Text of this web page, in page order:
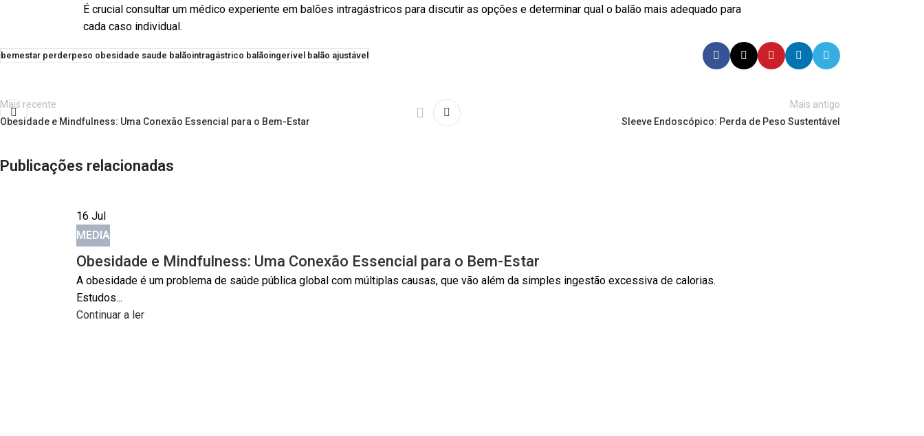
É crucial consultar um médico experiente em balões intragástricos para discutir as opções e determinar qual o balão mais adequado para
cada caso individual.
bemestar perderpeso obesidade saude balãointragástrico balãoingerível balão ajustável
Mais recente
Obesidade e Mindfulness: Uma Conexão Essencial para o Bem-Estar
Mais antigo
Sleeve Endoscópico: Perda de Peso Sustentável
Publicações relacionadas
16 Jul
MEDIA
Obesidade e Mindfulness: Uma Conexão Essencial para o Bem-Estar
A obesidade é um problema de saúde pública global com múltiplas causas, que vão além da simples ingestão excessiva de calorias.
Estudos...
Continuar a ler